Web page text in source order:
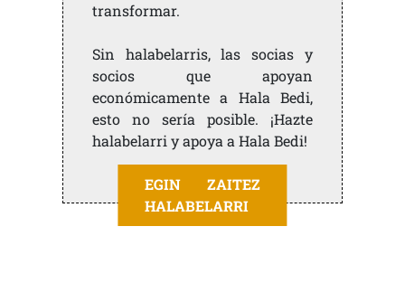
transformar.
Sin halabelarris, las socias y
socios que apoyan
económicamente a Hala Bedi,
esto no sería posible. ¡Hazte
halabelarri y apoya a Hala Bedi!
EGIN ZAITEZ
HALABELARRI